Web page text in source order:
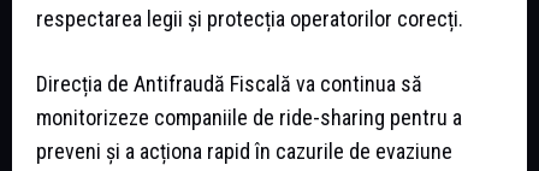
respectarea legii și protecția operatorilor corecți.
Direcția de Antifraudă Fiscală va continua să
monitorizeze companiile de ride-sharing pentru a
preveni și a acționa rapid în cazurile de evaziune